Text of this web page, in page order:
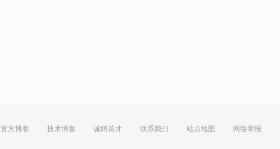
官方博客 技术博客 诚聘英才 联系我们 站点地图 网络举报